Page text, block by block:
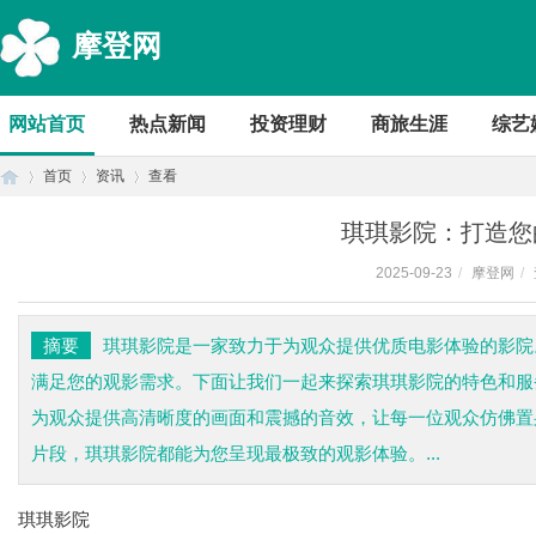
摩登网
网站首页 热点新闻 投资理财 商旅生涯 综艺
首页 资讯 查看
琪琪影院：打造
2025-09-23 / 摩登网 /
摘要
琪琪影院是一家致力于为观众提供优质电影体验的影
满足您的观影需求。下面让我们一起来探索琪琪影院的特色和
为观众提供高清晰度的画面和震撼的音效，让每一位观众仿佛
片段，琪琪影院都能为您呈现最极致的观影体验。...
琪琪影院